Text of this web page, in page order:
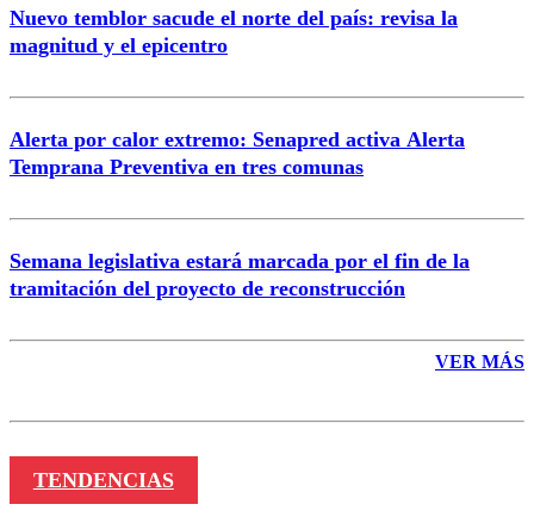
Nuevo temblor sacude el norte del país: revisa la
magnitud y el epicentro
Alerta por calor extremo: Senapred activa Alerta
Temprana Preventiva en tres comunas
Semana legislativa estará marcada por el fin de la
tramitación del proyecto de reconstrucción
VER MÁS
TENDENCIAS